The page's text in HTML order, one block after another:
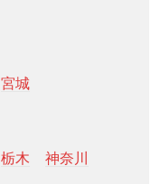
宮城
栃木
神奈川